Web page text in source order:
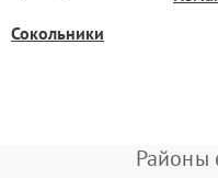
Сокольники
Районы